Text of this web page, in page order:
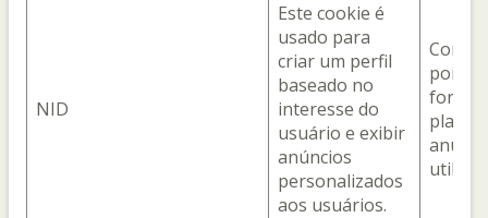
NID
Este cookie é
usado para
criar um perfil
baseado no
interesse do
usuário e exibir
anúncios
personalizados
aos usuários.
Com o
pois